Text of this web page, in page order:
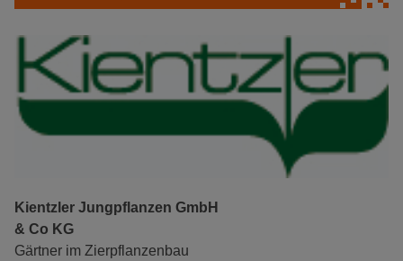
Kientzler Jungpflanzen GmbH
& Co KG
Gärtner im Zierpflanzenbau